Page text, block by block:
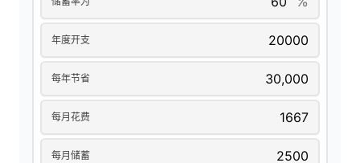
年度开支
每年节省
每月花费
每月储蓄